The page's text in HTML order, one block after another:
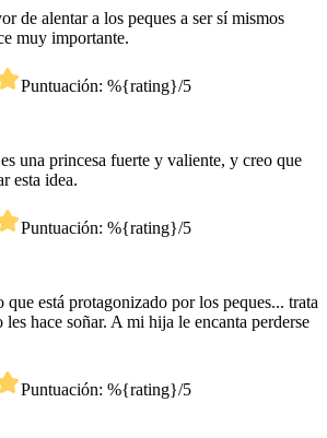
de alentar a los peques a ser sí mismos
muy importante.
Puntuación: %{rating}/5
una princesa fuerte y valiente, y creo que
esta idea.
Puntuación: %{rating}/5
que está protagonizado por los peques... trata
les hace soñar. A mi hija le encanta perderse
Puntuación: %{rating}/5